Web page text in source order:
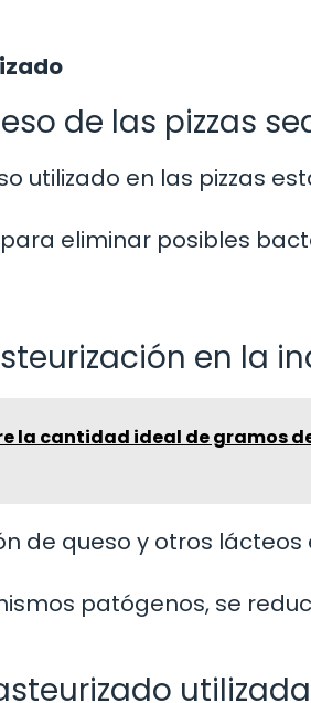
de las pizzas
utilizado en las pizzas
eliminar posibles
en la
la cantidad ideal de gramos
de queso y otros
patógenos, se